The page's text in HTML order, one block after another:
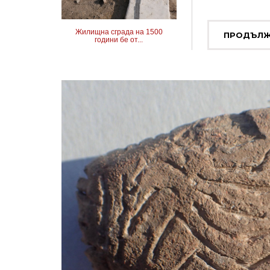
Жилищна сграда на 1500
години бе от...